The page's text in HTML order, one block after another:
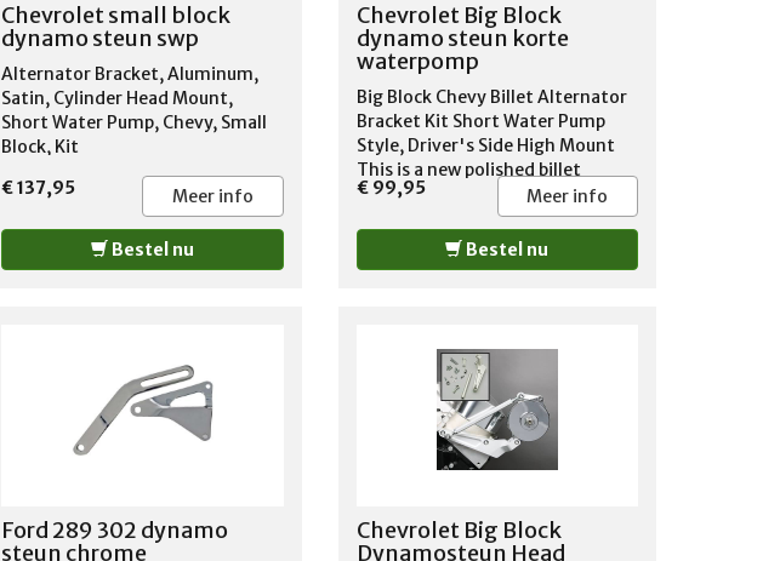
Chevrolet small block
dynamo steun swp
Alternator Bracket, Aluminum,
Satin, Cylinder Head Mount,
Short Water Pump, Chevy, Small
Block, Kit
€ 137,95
Meer info
Bestel nu
Chevrolet Big Block
dynamo steun korte
waterpomp
Big Block Chevy Billet Alternator
Bracket Kit Short Water Pump
Style, Driver's Side High Mount
This is a new polished billet
aluminum adjustable alternator
bracket for big block Chevy
engines with short water pumps.
Works with the 396, 402, 427,
Adjustable Tensioner Mounting
Hardware Included
€ 99,95 Meer info
Bestel nu
Ford 289 302 dynamo
steun chrome
Chevrolet Big Block
Dynamosteun Head